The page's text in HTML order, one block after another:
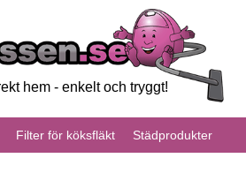
hem - enkelt och tryggt!
Filter för köksfläkt Städprodukter